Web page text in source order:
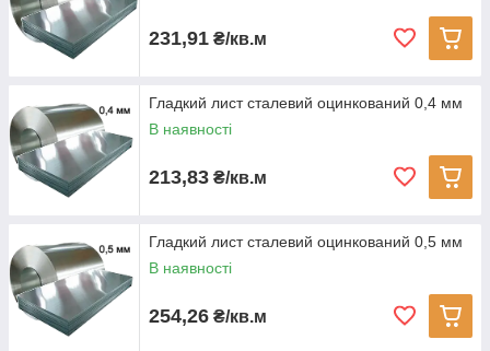
231,91 ₴/кв.м
Гладкий лист сталевий оцинкований 0,4 мм
В наявності
213,83 ₴/кв.м
Гладкий лист сталевий оцинкований 0,5 мм
В наявності
254,26 ₴/кв.м